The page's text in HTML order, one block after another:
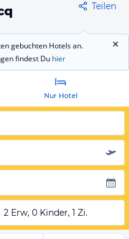
Teilen
gebuchten Hotels an.
findest Du hier
Nur Hotel
2 Erw, 0 Kinder, 1 Zi.